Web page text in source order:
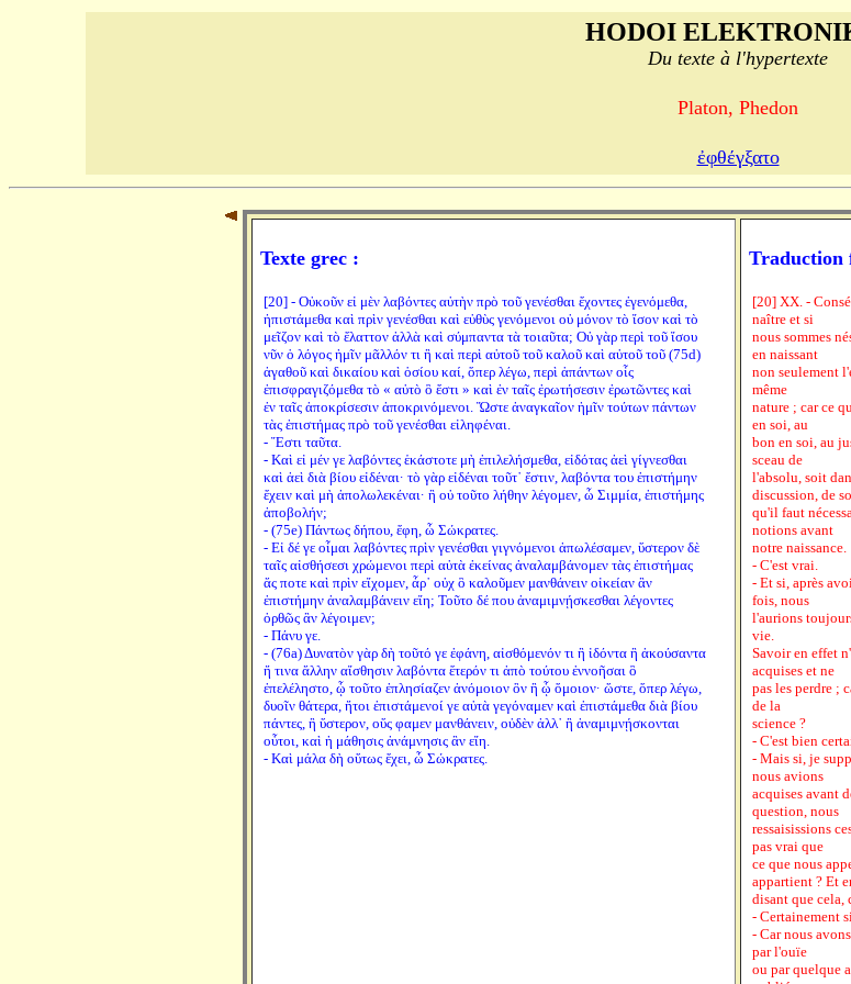
HODOI
Du texte à l'hypertexte
Platon, Phedon
ἐφθέγξατο
Texte grec :
[20] - Οὐκοῦν εἰ μὲν λαβόντες αὐτὴν πρὸ τοῦ γενέσθαι ἔχοντες ἐγενόμεθα,
ἠπιστάμεθα καὶ πρὶν γενέσθαι καὶ εὐθὺς γενόμενοι οὐ μόνον τὸ ἴσον καὶ τὸ
μεῖζον καὶ τὸ ἔλαττον ἀλλὰ καὶ σύμπαντα τὰ τοιαῦτα; Οὐ γὰρ περὶ τοῦ ἴσου
νῦν ὁ λόγος ἡμῖν μᾶλλόν τι ἢ καὶ περὶ αὐτοῦ τοῦ καλοῦ καὶ αὐτοῦ τοῦ (75d)
ἀγαθοῦ καὶ δικαίου καὶ ὁσίου καί, ὅπερ λέγω, περὶ ἁπάντων οἷς
ἐπισφραγιζόμεθα τὸ « αὐτὸ ὃ ἔστι » καὶ ἐν ταῖς ἐρωτήσεσιν ἐρωτῶντες καὶ
ἐν ταῖς ἀποκρίσεσιν ἀποκρινόμενοι. Ὥστε ἀναγκαῖον ἡμῖν τούτων πάντων
τὰς ἐπιστήμας πρὸ τοῦ γενέσθαι εἰληφέναι.
- Ἔστι ταῦτα.
- Καὶ εἰ μέν γε λαβόντες ἑκάστοτε μὴ ἐπιλελήσμεθα, εἰδότας ἀεὶ γίγνεσθαι
καὶ ἀεὶ διὰ βίου εἰδέναι· τὸ γὰρ εἰδέναι τοῦτ᾽ ἔστιν, λαβόντα του ἐπιστήμην
ἔχειν καὶ μὴ ἀπολωλεκέναι· ἢ οὐ τοῦτο λήθην λέγομεν, ὦ Σιμμία, ἐπιστήμης
ἀποβολήν;
- (75e) Πάντως δήπου, ἔφη, ὦ Σώκρατες.
- Εἰ δέ γε οἶμαι λαβόντες πρὶν γενέσθαι γιγνόμενοι ἀπωλέσαμεν, ὕστερον δὲ
ταῖς αἰσθήσεσι χρώμενοι περὶ αὐτὰ ἐκείνας ἀναλαμβάνομεν τὰς ἐπιστήμας
ἅς ποτε καὶ πρὶν εἴχομεν, ἆρ᾽ οὐχ ὃ καλοῦμεν μανθάνειν οἰκείαν ἂν
ἐπιστήμην ἀναλαμβάνειν εἴη; Τοῦτο δέ που ἀναμιμνῄσκεσθαι λέγοντες
ὀρθῶς ἂν λέγοιμεν;
- Πάνυ γε.
- (76a) Δυνατὸν γὰρ δὴ τοῦτό γε ἐφάνη, αἰσθόμενόν τι ἢ ἰδόντα ἢ ἀκούσαντα
ἤ τινα ἄλλην αἴσθησιν λαβόντα ἕτερόν τι ἀπὸ τούτου ἐννοῆσαι ὃ
ἐπελέληστο, ᾧ τοῦτο ἐπλησίαζεν ἀνόμοιον ὂν ἢ ᾧ ὅμοιον· ὥστε, ὅπερ λέγω,
δυοῖν θάτερα, ἤτοι ἐπιστάμενοί γε αὐτὰ γεγόναμεν καὶ ἐπιστάμεθα διὰ βίου
πάντες, ἢ ὕστερον, οὕς φαμεν μανθάνειν, οὐδὲν ἀλλ᾽ ἢ ἀναμιμνῄσκονται
οὗτοι, καὶ ἡ μάθησις ἀνάμνησις ἂν εἴη.
- Καὶ μάλα δὴ οὕτως ἔχει, ὦ Σώκρατες.
Traduction
[20] XX. -
naître et si
nous sommes
en naissant
non seulement
même
nature ; car ce
en soi, au
bon en soi, au
sceau de
l'absolu, soit
discussion, de
qu'il faut
notions avant
notre naissance.
- C'est vrai.
- Et si, après
fois, nous
l'aurions
vie.
Savoir en effet
acquises et ne
pas les perdre ;
de la
science ?
- C'est bien
- Mais si, je
nous avions
acquises avant
question, nous
ressaisissions
pas vrai que
ce que nous
appartient ? Et
disant que cela,
- Certainement
- Car nous
par l'ouïe
ou par quelque